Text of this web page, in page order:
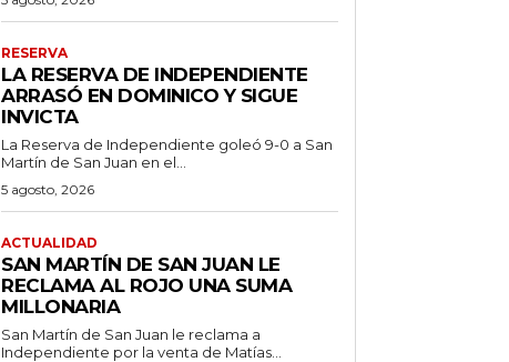
RESERVA
LA RESERVA DE INDEPENDIENTE
ARRASÓ EN DOMINICO Y SIGUE
INVICTA
La Reserva de Independiente goleó 9-0 a San
Martín de San Juan en el...
5 agosto, 2026
ACTUALIDAD
SAN MARTÍN DE SAN JUAN LE
RECLAMA AL ROJO UNA SUMA
MILLONARIA
San Martín de San Juan le reclama a
Independiente por la venta de Matías...